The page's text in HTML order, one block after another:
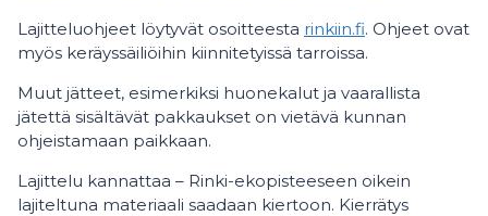
Lajitteluohjeet löytyvät osoitteesta rinkiin.fi. Ohjeet ovat
myös keräyssäiliöihin kiinnitetyissä tarroissa.
Muut jätteet, esimerkiksi huonekalut ja vaarallista
jätettä sisältävät pakkaukset on vietävä kunnan
ohjeistamaan paikkaan.
Lajittelu kannattaa – Rinki-ekopisteeseen oikein
lajiteltuna materiaali saadaan kiertoon. Kierrätys